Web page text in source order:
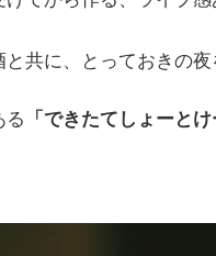
共に、とっておきの夜
る 「できたてしょーとけ